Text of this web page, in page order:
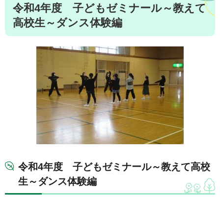
令和4年度 子どもゼミナール～教えて
高校生～ダンス体験編
令和4年度 子どもゼミナール～教えて高校
生～ダンス体験編